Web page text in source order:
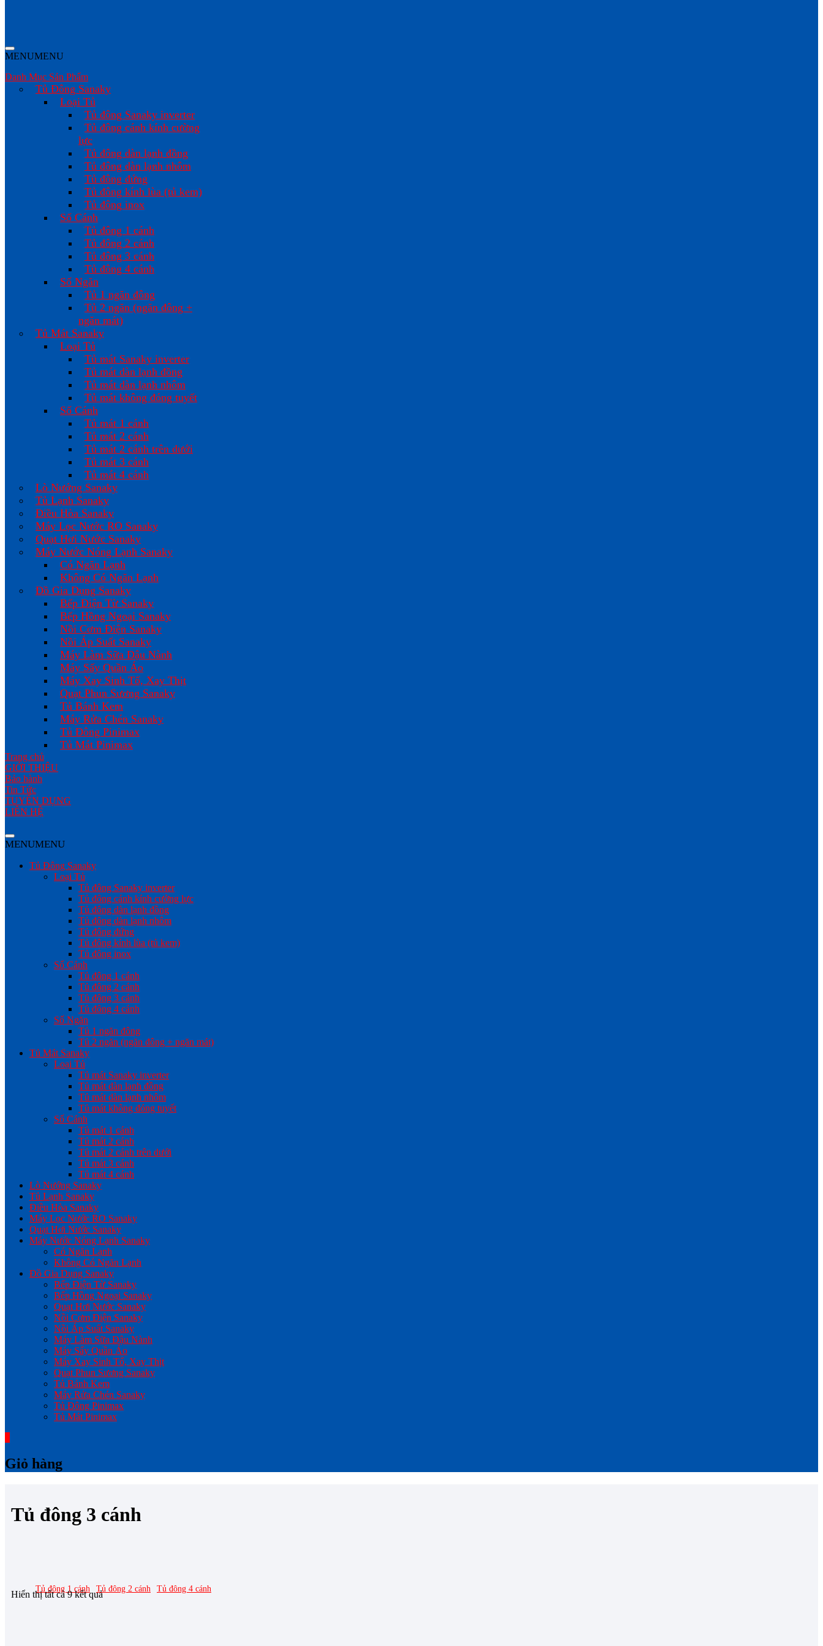
MENUMENU
Danh Mục Sản Phẩm
Tủ Đông Sanaky
Loại Tủ
Tủ đông Sanaky inverter
Tủ đông cánh kính cường
lực
Tủ đông dàn lạnh đồng
Tủ đông dàn lạnh nhôm
Tủ đông đứng
Tủ đông kính lùa (tủ kem)
Tủ đông inox
Số Cánh
Tủ đông 1 cánh
Tủ đông 2 cánh
Tủ đông 3 cánh
Tủ đông 4 cánh
Số Ngăn
Tủ 1 ngăn đông
Tủ 2 ngăn (ngăn đông +
ngăn mát)
Tủ Mát Sanaky
Loại Tủ
Tủ mát Sanaky inverter
Tủ mát dàn lạnh đồng
Tủ mát dàn lạnh nhôm
Tủ mát không đóng tuyết
Số Cánh
Tủ mát 1 cánh
Tủ mát 2 cánh
Tủ mát 2 cánh trên dưới
Tủ mát 3 cánh
Tủ mát 4 cánh
Lò Nướng Sanaky
Tủ Lạnh Sanaky
Điều Hòa Sanaky
Máy Lọc Nước RO Sanaky
Quạt Hơi Nước Sanaky
Máy Nước Nóng Lạnh Sanaky
Có Ngăn Lạnh
Không Có Ngăn Lạnh
Đồ Gia Dụng Sanaky
Bếp Điện Từ Sanaky
Bếp Hồng Ngoại Sanaky
Nồi Cơm Điện Sanaky
Nồi Áp Suất Sanaky
Máy Làm Sữa Đậu Nành
Máy Sấy Quần Áo
Máy Xay Sinh Tố, Xay Thịt
Quạt Phun Sương Sanaky
Tủ Bánh Kem
Máy Rửa Chén Sanaky
Tủ Đông Pinimax
Tủ Mát Pinimax
Trang chủ
GIỚI THIỆU
Bảo hành
Tin Tức
TUYỂN DỤNG
LIÊN HỆ
MENUMENU
Tủ Đông Sanaky
Loại Tủ
Tủ đông Sanaky inverter
Tủ đông cánh kính cường lực
Tủ đông dàn lạnh đồng
Tủ đông dàn lạnh nhôm
Tủ đông đứng
Tủ đông kính lùa (tủ kem)
Tủ đông inox
Số Cánh
Tủ đông 1 cánh
Tủ đông 2 cánh
Tủ đông 3 cánh
Tủ đông 4 cánh
Số Ngăn
Tủ 1 ngăn đông
Tủ 2 ngăn (ngăn đông + ngăn mát)
Tủ Mát Sanaky
Loại Tủ
Tủ mát Sanaky inverter
Tủ mát dàn lạnh đồng
Tủ mát dàn lạnh nhôm
Tủ mát không đóng tuyết
Số Cánh
Tủ mát 1 cánh
Tủ mát 2 cánh
Tủ mát 2 cánh trên dưới
Tủ mát 3 cánh
Tủ mát 4 cánh
Lò Nướng Sanaky
Tủ Lạnh Sanaky
Điều Hòa Sanaky
Máy Lọc Nước RO Sanaky
Quạt Hơi Nước Sanaky
Máy Nước Nóng Lạnh Sanaky
Có Ngăn Lạnh
Không Có Ngăn Lạnh
Đồ Gia Dụng Sanaky
Bếp Điện Từ Sanaky
Bếp Hồng Ngoại Sanaky
Quạt Hơi Nước Sanaky
Nồi Cơm Điện Sanaky
Nồi Áp Suất Sanaky
Máy Làm Sữa Đậu Nành
Máy Sấy Quần Áo
Máy Xay Sinh Tố, Xay Thịt
Quạt Phun Sương Sanaky
Tủ Bánh Kem
Máy Rửa Chén Sanaky
Tủ Đông Pinimax
Tủ Mát Pinimax
Giỏ hàng
Tủ đông 3 cánh
Tủ đông 1 cánh Tủ đông 2 cánh Tủ đông 4 cánh
Hiển thị tất cả 9 kết quả